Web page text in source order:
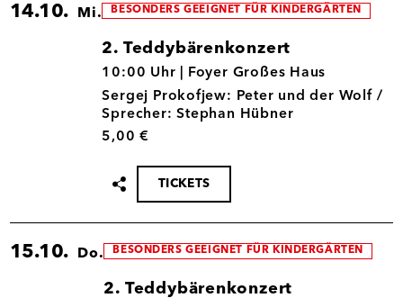
14.10. Mi. BESONDERS GEEIGNET FÜR KINDERGÄRTEN
2. Teddybärenkonzert
14.10.
10:00 Uhr |
Foyer Großes Haus
Sergej Prokofjew: Peter und der Wolf /
Sprecher: Stephan Hübner
5,00 €
Termin
teilen
TICKETS
15.10. Do. BESONDERS GEEIGNET FÜR KINDERGÄRTEN
2. Teddybärenkonzert